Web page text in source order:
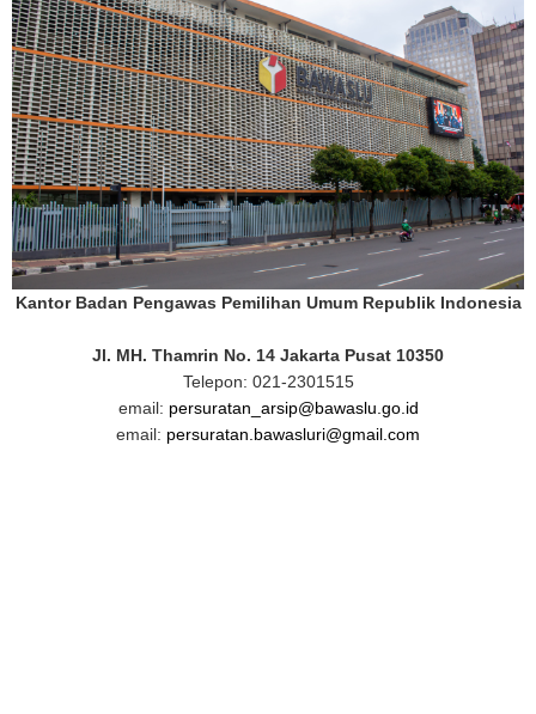
Kantor Badan Pengawas Pemilihan Umum Republik Indonesia
Jl. MH. Thamrin No. 14 Jakarta Pusat 10350
Telepon: 021-2301515
email: persuratan_arsip@bawaslu.go.id
email: persuratan.bawasluri@gmail.com